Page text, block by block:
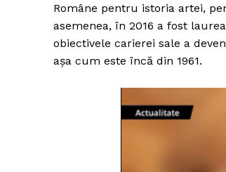
Române pentru istoria artei,
asemenea, în 2016 a fost
obiectivele carierei sale a
aşa cum este încă din 1961.